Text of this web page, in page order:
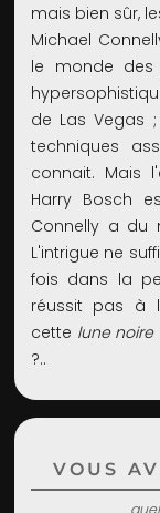
mais bien sûr,
Michael
le monde
de Las Vegas
techniques
connait. Mais
Harry Bosch
Connelly a du
L'intrigue ne
fois dans la
réussit pas à
cette lune noire
?..
VOUS